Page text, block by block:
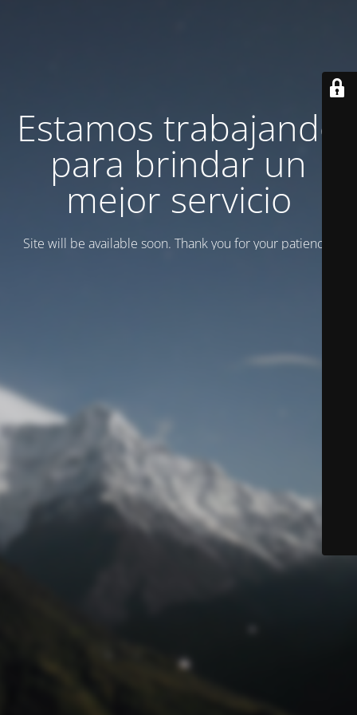
Estamos trabajando
para brindar un
mejor servicio
Site will be available soon. Thank you for your patience!